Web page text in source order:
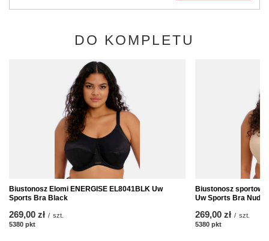
DO KOMPLETU
Biustonosz Elomi ENERGISE EL8041BLK Uw
Sports Bra Black
269,00 zł / szt.
5380 pkt
Biustonosz sportowy
Uw Sports Bra Nude
269,00 zł / szt.
5380 pkt